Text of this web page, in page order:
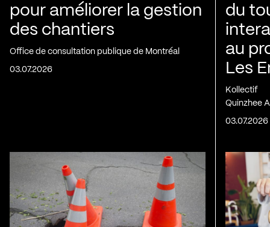
pour améliorer la gestion
des chantiers
Office de consultation publique de Montréal
03.07.2026
du
au
Les
Kollectif
Quinzhee
03.07.2026